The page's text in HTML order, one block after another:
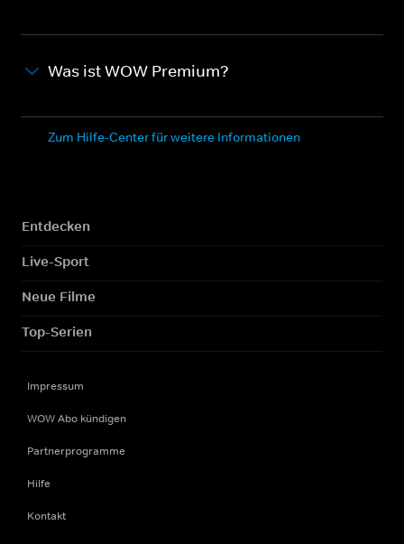
Was ist WOW Premium?
Zum Hilfe-Center für weitere Informationen
Entdecken
Live-Sport
Neue Filme
Top-Serien
Impressum
WOW Abo kündigen
Partnerprogramme
Hilfe
Kontakt